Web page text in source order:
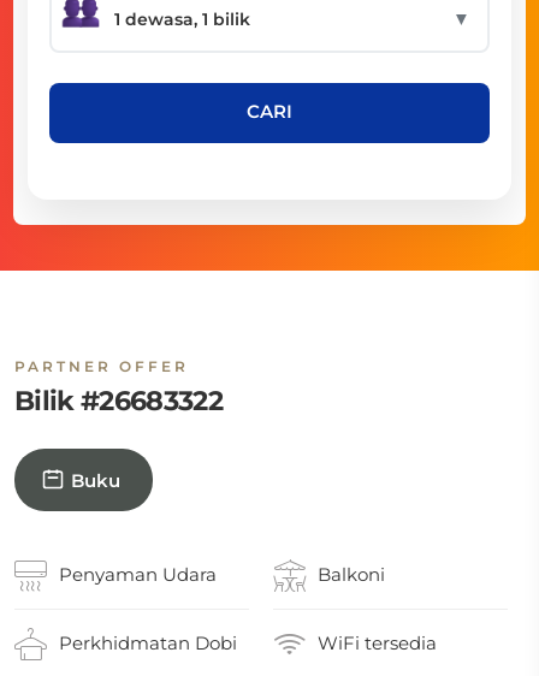
▼
CARI
PARTNER OFFER
Bilik #26683322
Buku
Penyaman Udara Balkoni
Perkhidmatan Dobi WiFi tersedia